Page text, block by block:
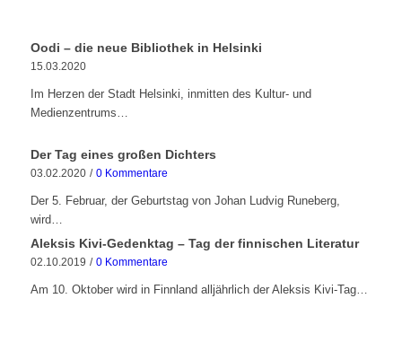
Oodi – die neue Bibliothek in Helsinki
15.03.2020
Im Herzen der Stadt Helsinki, inmitten des Kultur- und
Medienzentrums…
Der Tag eines großen Dichters
03.02.2020 / 0 Kommentare
Der 5. Februar, der Geburtstag von Johan Ludvig Runeberg,
wird…
Aleksis Kivi-Gedenktag – Tag der finnischen Literatur
02.10.2019 / 0 Kommentare
Am 10. Oktober wird in Finnland alljährlich der Aleksis Kivi-Tag…